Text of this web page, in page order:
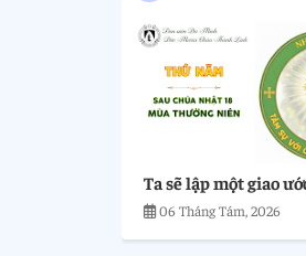
Ta sẽ lập một giao
06 Tháng Tám, 2026